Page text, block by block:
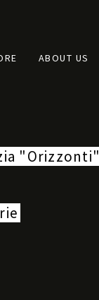
ABOUT US
"Orizzonti"